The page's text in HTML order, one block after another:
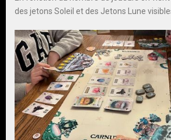
des jetons Soleil et des Jetons Lune